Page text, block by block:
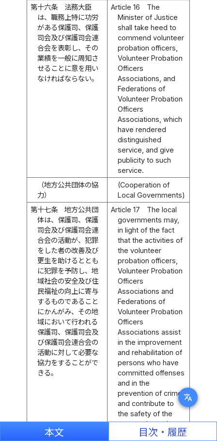
translate
第十六条
法務大臣
は、職務上特に功労
がある保護司、保護
司会及び保護司会連
合会を表彰し、その
業績を一般に周知さ
せることに意を用い
なければならない。
Article 16
The
Minister of Justice
shall take heed to
commend volunteer
probation officers,
Volunteer Probation
Officers
Associations, and
Federations of
Volunteer Probation
Officers
Associations, which
have rendered
distinguished
service, and give
publicity to such
service.
（地方公共団体の協
力）
(Cooperation of
Local Governments)
第十七条
地方公共団
体は、保護司、保護
司会及び保護司会連
合会の活動が、犯罪
をした者の改善及び
更生を助けるととも
に犯罪を予防し、地
域社会の安全及び住
民福祉の向上に寄与
するものであること
にかんがみ、その地
域において行われる
保護司、保護司会及
び保護司会連合会の
活動に対して必要な
協力をすることがで
きる。
Article 17
The local
governments may,
in light of the fact
that the activities of
the volunteer
probation officers,
Volunteer Probation
Officers
Associations and
Federations of
Volunteer Probation
Officers
Associations assist
in the improvement
and rehabilitation of
persons who have
committed offenses
and in the
prevention of crime,
and contribute to
the safety of the
community and
improvement of the
本文 目次・履歴